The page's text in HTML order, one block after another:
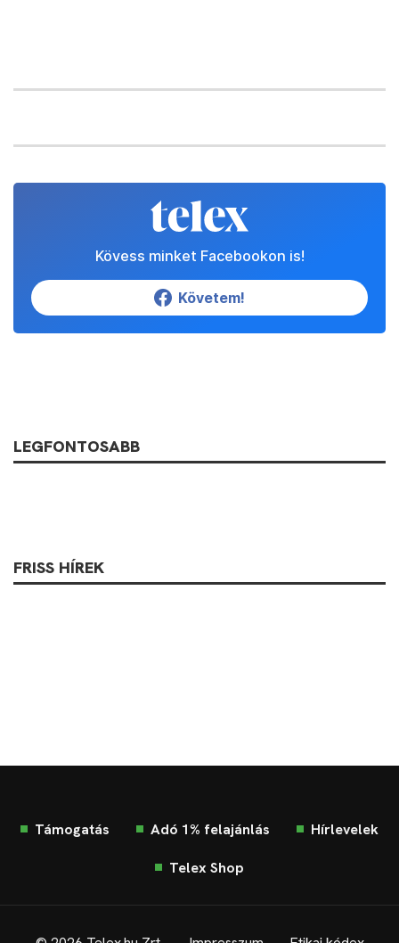
Kövess minket Facebookon is!
Követem!
LEGFONTOSABB
FRISS HÍREK
Támogatás Adó 1% felajánlás Hírlevelek
Telex Shop